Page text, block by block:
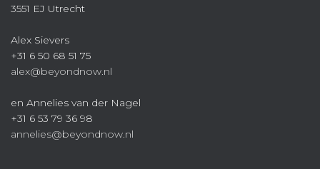
3551 EJ Utrecht
Alex Sievers
+31 6 50 68 51 75
alex@beyondnow.nl
en Annelies van der Nagel
+31 6 53 79 36 98
annelies@beyondnow.nl